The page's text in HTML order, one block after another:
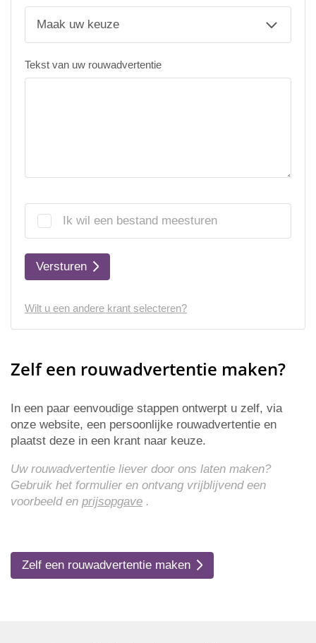
Tekst van uw rouwadvertentie
Ik wil een bestand meesturen
Versturen
Wilt u een andere krant selecteren?
Zelf een rouwadvertentie maken?
In een paar eenvoudige stappen ontwerpt u zelf, via
onze website, een persoonlijke rouwadvertentie en
plaatst deze in een krant naar keuze.
Uw rouwadvertentie liever door ons laten maken?
Gebruik het formulier en ontvang vrijblijvend een
voorbeeld en prijsopgave .
Zelf een rouwadvertentie maken